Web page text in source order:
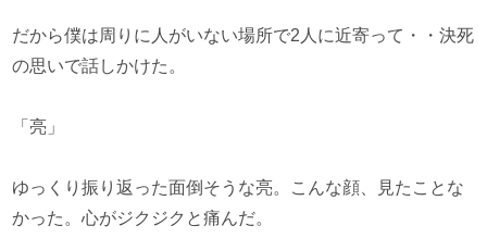
だから僕は周りに人がいない場所で2人に近寄って・・決死
の思いで話しかけた。
「亮」
ゆっくり振り返った面倒そうな亮。こんな顔、見たことな
かった。心がジクジクと痛んだ。